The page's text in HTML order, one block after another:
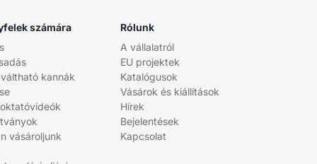
számára
kannák
vásároljunk
Rólunk
A vállalatról
EU projektek
Katalógusok
Vásárok és kiállítások
Hírek
Bejelentések
Kapcsolat